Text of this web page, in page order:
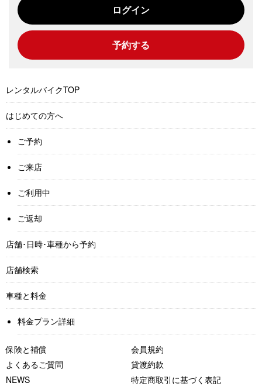
ログイン
予約する
レンタルバイクTOP
はじめての方へ
ご予約
ご来店
ご利用中
ご返却
店舗･日時･車種から予約
店舗検索
車種と料金
料金プラン詳細
保険と補償
よくあるご質問
NEWS
会員規約
貸渡約款
特定商取引に基づく表記